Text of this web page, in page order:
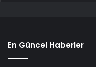
En Güncel Haberler